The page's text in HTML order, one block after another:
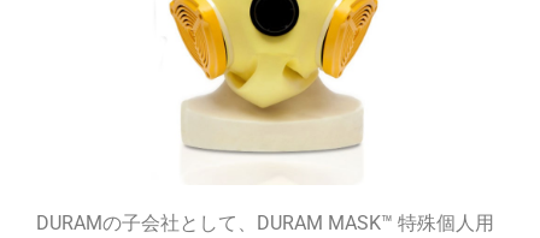
DURAMの子会社として、DURAM MASK™ 特殊個人用